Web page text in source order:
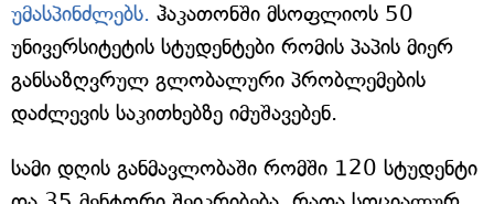
უმასპინძლებს. ჰაკათონში მსოფლიოს 50
უნივერსიტეტის სტუდენტები რომის პაპის მიერ
განსაზღვრულ გლობალური პრობლემების
დაძლევის საკითხებზე იმუშავებენ.
სამი დღის განმავლობაში რომში 120 სტუდენტი